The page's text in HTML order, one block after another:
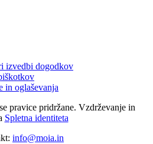
izvedbi dogodkov
in oglaševanja
pravice pridržane. Vzdrževanje in
Spletna identiteta
info@moia.in